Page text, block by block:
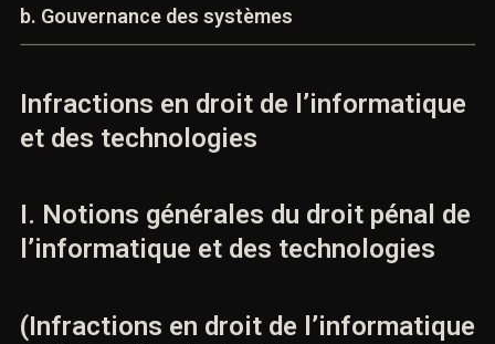
a. Compliance technologique
Infractions en droit de
I. Notions générales du droit pénal